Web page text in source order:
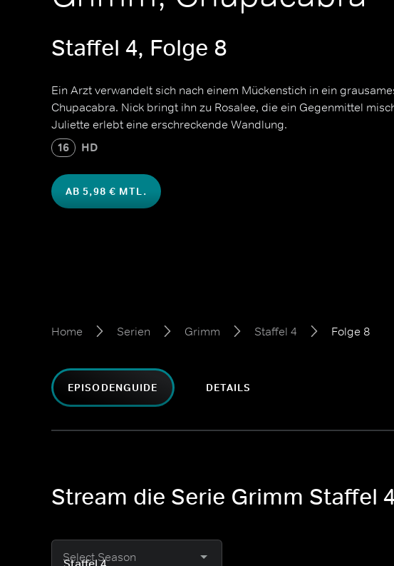
Staffel 4, Folge 8
Ein Arzt verwandelt sich nach einem Mückenstich in ein
Chupacabra. Nick bringt ihn zu Rosalee, die ein Gegenmittel
Juliette erlebt eine erschreckende Wandlung.
16 HD
AB 5,98 € MTL.
Home Serien Grimm Staffel 4 Folge 8
EPISODENGUIDE DETAILS
Stream die Serie Grimm Staffel
Select Season